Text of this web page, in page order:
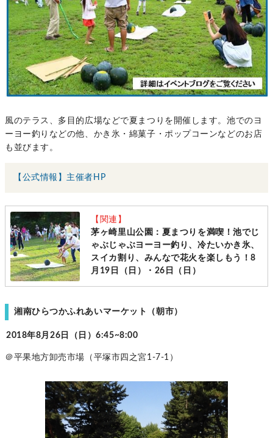
風のテラス、多目的広場などで夏まつりを開催します。池でのヨ
ーヨー釣りなどの他、かき氷・綿菓子・ポップコーンなどのお店
も並びます。
【公式情報】主催者HP
【関連】
茅ヶ崎里山公園：夏まつりを満喫！池でじ
ゃぶじゃぶヨーヨー釣り、冷たいかき氷、
スイカ割り、みんなで花火を楽しもう！8
月19日（日）・26日（日）
湘南ひらつかふれあいマーケット（朝市）
2018年8月26日（日）6:45~8:00
＠平果地方卸売市場（平塚市四之宮1-7-1）